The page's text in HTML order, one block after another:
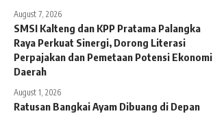
August 7, 2026
SMSI Kalteng dan KPP Pratama Palangka
Raya Perkuat Sinergi, Dorong Literasi
Perpajakan dan Pemetaan Potensi Ekonomi
Daerah
August 1, 2026
Ratusan Bangkai Ayam Dibuang di Depan